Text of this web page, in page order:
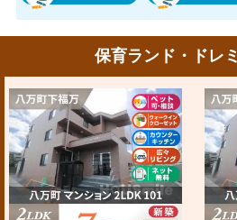
保育ランド・ドレミ